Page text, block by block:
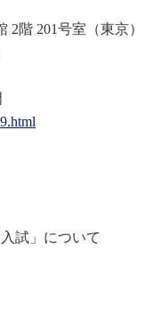
201号室（東京）
試」について